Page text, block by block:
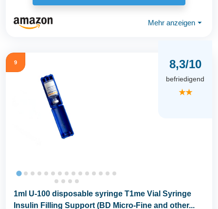
Mehr anzeigen ⏷
9 8,3/10
befriedigend
★★
1ml U-100 disposable syringe T1me Vial Syringe
Insulin Filling Support (BD Micro-Fine and other...